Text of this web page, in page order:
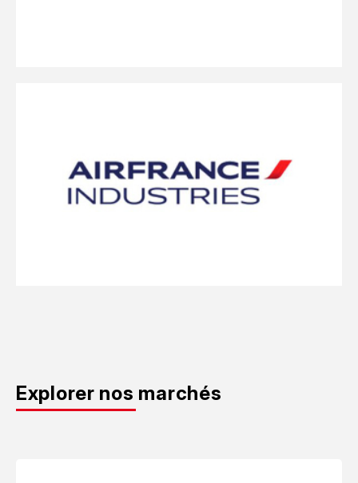
Explorer nos marchés